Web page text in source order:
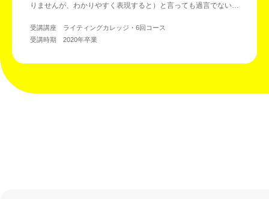
りませんが、わかりやすく表現すると）と言っても過言でないほ
されたと思って、ノックしてみてほしいです！
受講講座 ライティングカレッジ・6回コース
受講時期 2020年卒業